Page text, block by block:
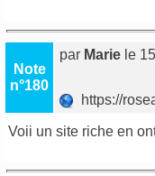
Note
n°180
par Marie le
https://
Voii un site riche en